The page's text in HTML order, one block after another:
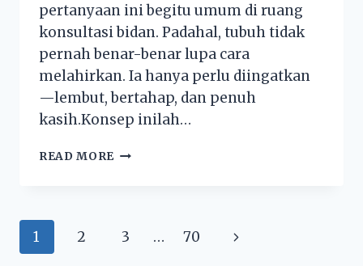
pertanyaan ini begitu umum di ruang
konsultasi bidan. Padahal, tubuh tidak
pernah benar-benar lupa cara
melahirkan. Ia hanya perlu diingatkan
—lembut, bertahap, dan penuh
kasih.Konsep inilah…
READ MORE
1 2 3 … 70